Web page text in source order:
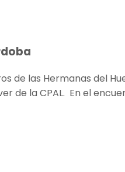
de las Hermanas del
de la CPAL. En el